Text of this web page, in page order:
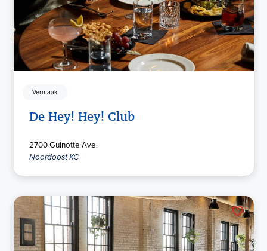
Vermaak
De Hey! Hey! Club
2700 Guinotte Ave.
Noordoost KC